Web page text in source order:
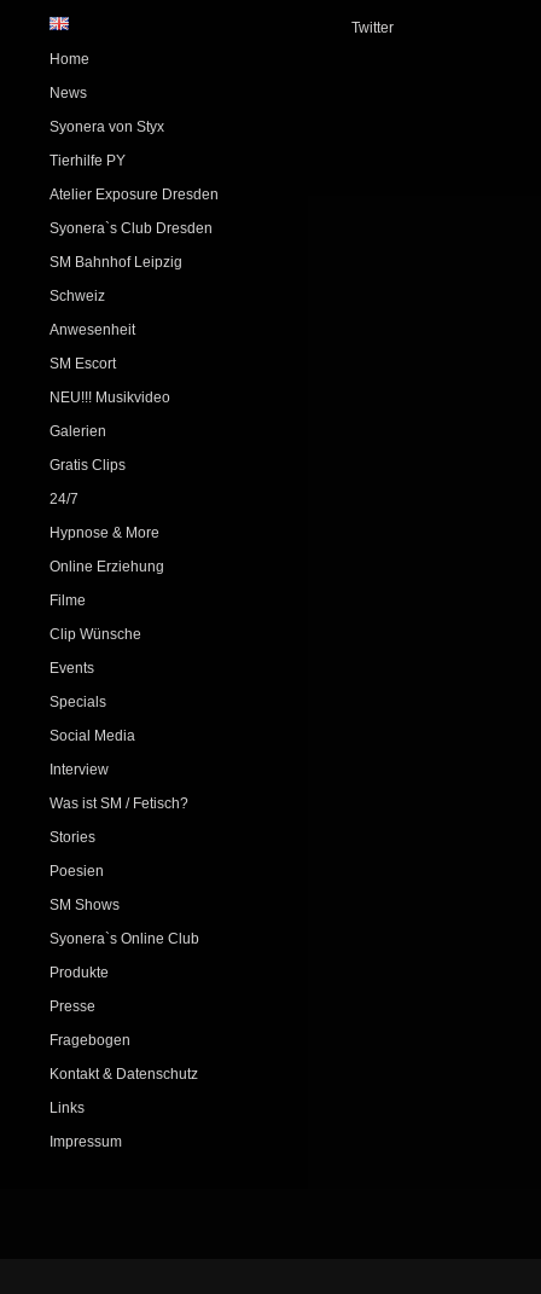
Home
News
Syonera von Styx
Tierhilfe PY
Atelier Exposure Dresden
Syonera`s Club Dresden
SM Bahnhof Leipzig
Schweiz
Anwesenheit
SM Escort
NEU!!! Musikvideo
Galerien
Gratis Clips
24/7
Hypnose & More
Online Erziehung
Filme
Clip Wünsche
Events
Specials
Social Media
Interview
Was ist SM / Fetisch?
Stories
Poesien
SM Shows
Syonera`s Online Club
Produkte
Presse
Fragebogen
Kontakt & Datenschutz
Links
Impressum
Twitter